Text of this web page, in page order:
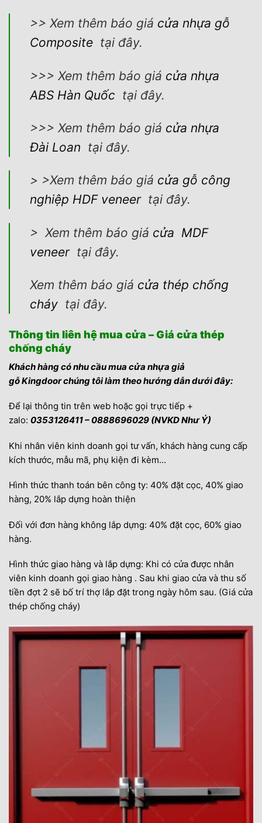
>> Xem thêm báo giá cửa nhựa gỗ
Composite tại đây.
>>> Xem thêm báo giá cửa nhựa
ABS Hàn Quốc tại đây.
>>> Xem thêm báo giá cửa nhựa
Đài Loan tại đây.
> >Xem thêm báo giá cửa gỗ công
nghiệp HDF veneertại đây.
> Xem thêm báo giá cửa MDF
veneertại đây.
Xem thêm báo giá cửa thép chống
cháytại đây.
Thông tin liên hệ mua cửa – Giá cửa thép
chống cháy
Khách hàng có nhu cầu mua cửa nhựa giả
gỗ Kingdoor chúng tôi làm theo hướng dẫn dưới đây:
Để lại thông tin trên web hoặc gọi trực tiếp +
zalo: 0353126411 – 0888696029 (NVKD Như Ý)
Khi nhân viên kinh doanh gọi tư vấn, khách hàng cung cấp
kích thước, mẫu mã, phụ kiện đi kèm…
Hình thức thanh toán bên công ty: 40% đặt cọc, 40% giao
hàng, 20% lắp dựng hoàn thiện
Đối với đơn hàng không lắp dựng: 40% đặt cọc, 60% giao
hàng.
Hình thức giao hàng và lắp dựng: Khi có cửa được nhân
viên kinh doanh gọi giao hàng . Sau khi giao cửa và thu số
tiền đợt 2 sẽ bố trí thợ lắp đặt trong ngày hôm sau. (Giá cửa
thép chống cháy)